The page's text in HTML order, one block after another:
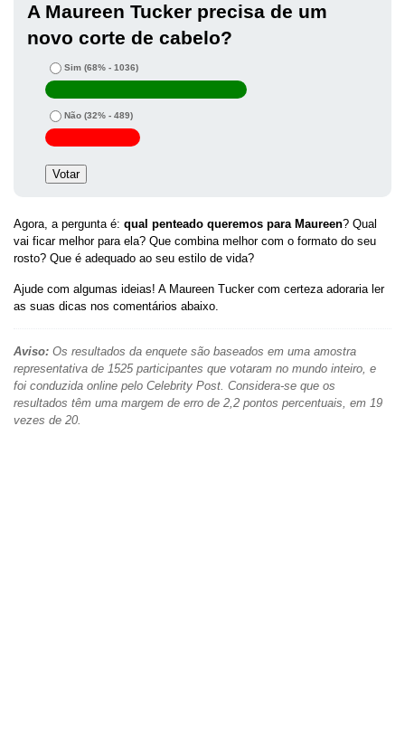
A Maureen Tucker precisa de um
novo corte de cabelo?
Sim (68% - 1036)
Não (32% - 489)
Agora, a pergunta é: qual penteado queremos para Maureen? Qual
vai ficar melhor para ela? Que combina melhor com o formato do seu
rosto? Que é adequado ao seu estilo de vida?
Ajude com algumas ideias! A Maureen Tucker com certeza adoraria ler
as suas dicas nos comentários abaixo.
Aviso: Os resultados da enquete são baseados em uma amostra
representativa de 1525 participantes que votaram no mundo inteiro, e
foi conduzida online pelo Celebrity Post. Considera-se que os
resultados têm uma margem de erro de 2,2 pontos percentuais, em 19
vezes de 20.